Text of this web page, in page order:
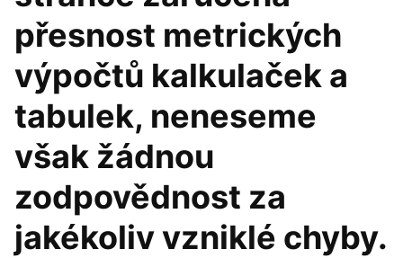
přesnost metrických
výpočtů kalkulaček a
tabulek, neneseme
však žádnou
zodpovědnost za
jakékoliv vzniklé chyby.